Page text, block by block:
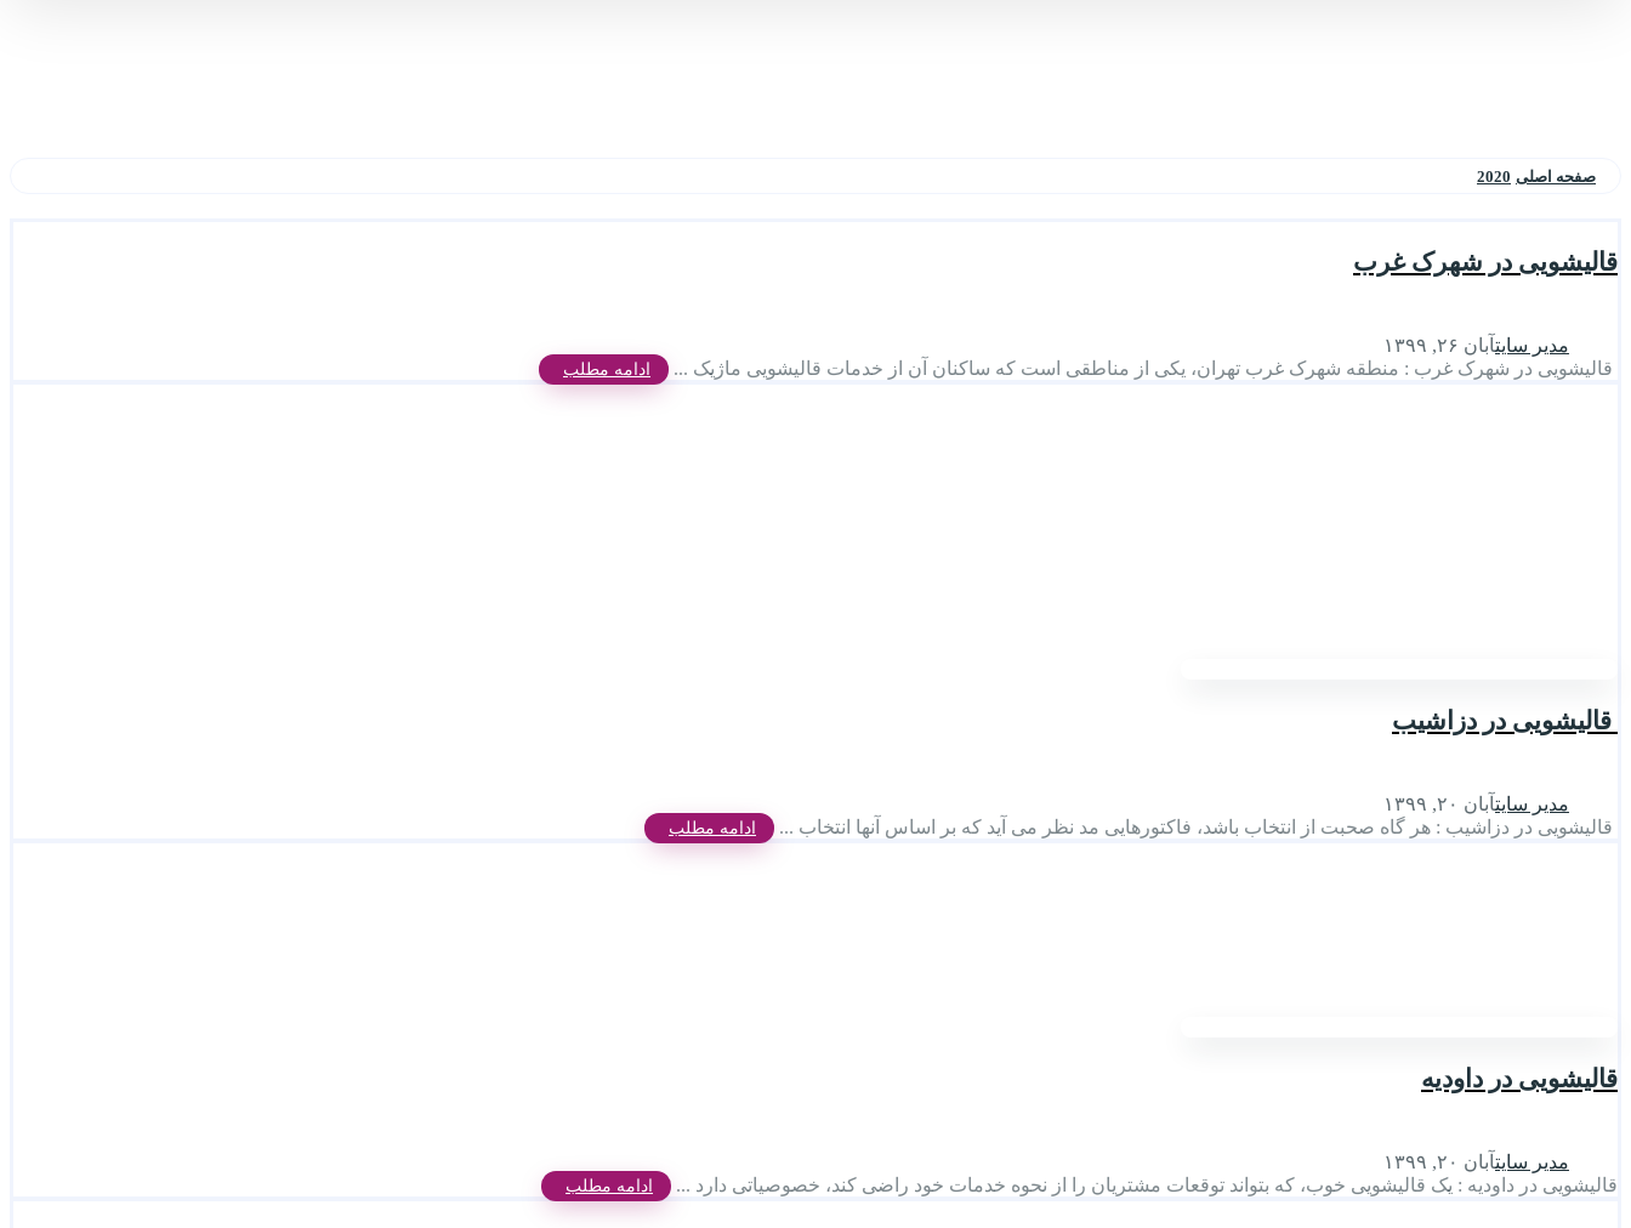
صفحه اصلی 2020
قالیشویی در شهرک غرب
مدیر سایتآبان ۲۶, ۱۳۹۹
قالیشویی در شهرک غرب : منطقه شهرک غرب تهران، یکی از مناطقی است که ساکنان آن از خدمات قالیشویی ماژیک ...
ادامه مطلب
قالیشویی در دزاشیب
مدیر سایتآبان ۲۰, ۱۳۹۹
قالیشویی در دزاشیب : هر گاه صحبت از انتخاب باشد، فاکتورهایی مد نظر می آید که بر اساس آنها انتخاب ...
ادامه مطلب
قالیشویی در داودیه
مدیر سایتآبان ۲۰, ۱۳۹۹
قالیشویی در داودیه : یک قالیشویی خوب، که بتواند توقعات مشتریان را از نحوه خدمات خود راضی کند، خصوصیاتی دارد ...
ادامه مطلب